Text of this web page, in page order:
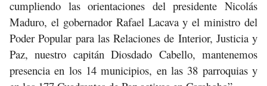
cumpliendo las orientaciones del presidente Nicolás
Maduro, el gobernador Rafael Lacava y el ministro del
Poder Popular para las Relaciones de Interior, Justicia y
Paz, nuestro capitán Diosdado Cabello, mantenemos
presencia en los 14 municipios, en las 38 parroquias y